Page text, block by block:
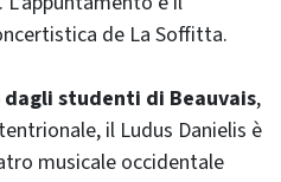
de La Soffitta.
dagli studenti di Beauvais,
il Ludus Danielis è
musicale occidentale